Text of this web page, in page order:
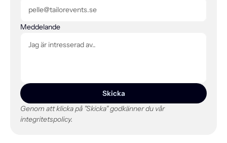
Meddelande
Skicka
Genom att klicka på "Skicka" godkänner du vår
integritetspolicy.